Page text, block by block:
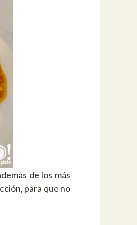
de los más
para que no